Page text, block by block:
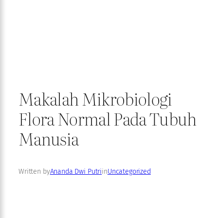
Makalah Mikrobiologi
Flora Normal Pada Tubuh
Manusia
Written byAnanda Dwi PutriinUncategorized